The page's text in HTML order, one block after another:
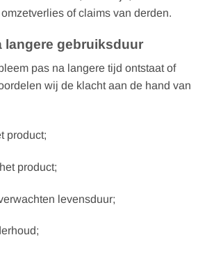
of claims van derden.
langere gebruiksduur
pas na langere tijd ontstaat of
wij de klacht aan de hand van
product;
product;
levensduur;